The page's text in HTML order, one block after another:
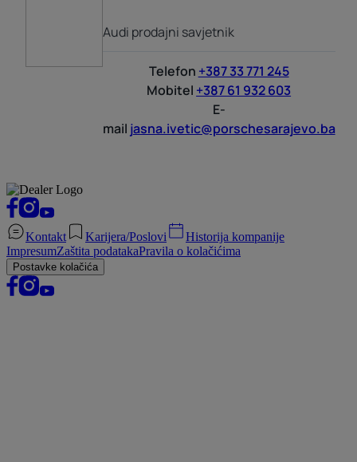
Audi prodajni savjetnik
Telefon +387 33 771 245
Mobitel +387 61 932 603
E-
mail jasna.ivetic@porschesarajevo.ba
Kontakt Karijera/Poslovi
Historija kompanije
ImpresumZaštita podatakaPravila o kolačićima
Postavke kolačića